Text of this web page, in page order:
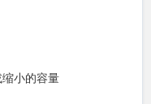
小的容量